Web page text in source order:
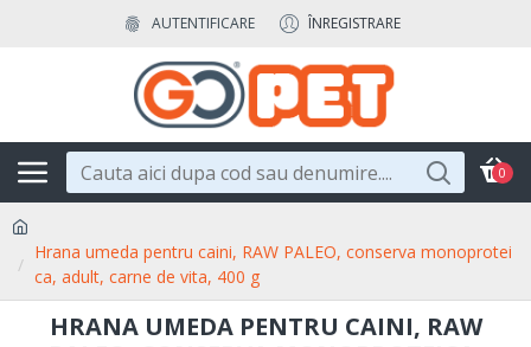
AUTENTIFICARE ÎNREGISTRARE
0
Hrana umeda pentru caini, RAW PALEO, conserva monoprotei
ca, adult, carne de vita, 400 g
HRANA UMEDA PENTRU CAINI, RAW